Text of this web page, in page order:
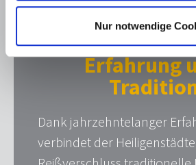
Nur notwendige
Erfahrung
Dank jahrzehntelanger
verbindet der